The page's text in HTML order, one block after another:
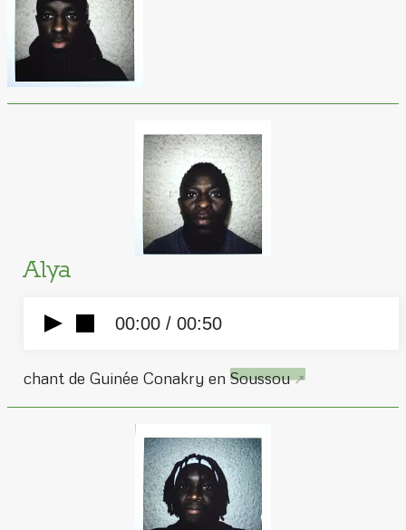
Alya
00:00 / 00:50
chant de Guinée Conakry en Soussou